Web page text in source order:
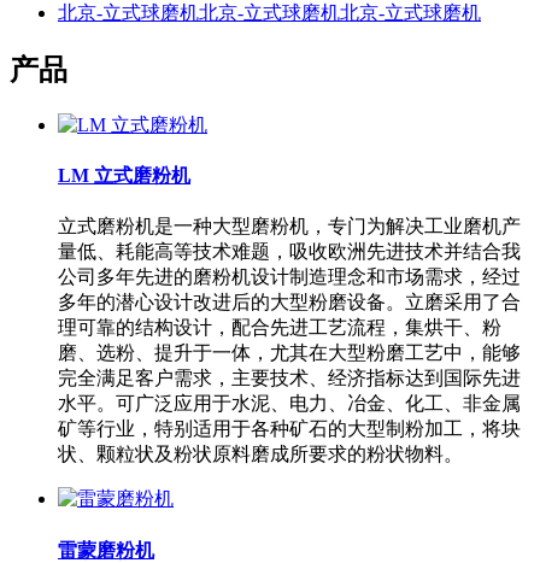
北京-立式球磨机北京-立式球磨机北京-立式球磨机
产品
LM 立式磨粉机
立式磨粉机是一种大型磨粉机，专门为解决工业磨机产
量低、耗能高等技术难题，吸收欧洲先进技术并结合我
公司多年先进的磨粉机设计制造理念和市场需求，经过
多年的潜心设计改进后的大型粉磨设备。立磨采用了合
理可靠的结构设计，配合先进工艺流程，集烘干、粉
磨、选粉、提升于一体，尤其在大型粉磨工艺中，能够
完全满足客户需求，主要技术、经济指标达到国际先进
水平。可广泛应用于水泥、电力、冶金、化工、非金属
矿等行业，特别适用于各种矿石的大型制粉加工，将块
状、颗粒状及粉状原料磨成所要求的粉状物料。
雷蒙磨粉机